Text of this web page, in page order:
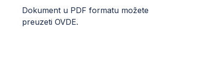
Dokument u PDF formatu možete
preuzeti OVDE.